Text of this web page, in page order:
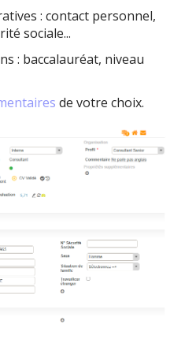
: contact personnel,
sociale...
: baccalauréat, niveau
de votre choix.